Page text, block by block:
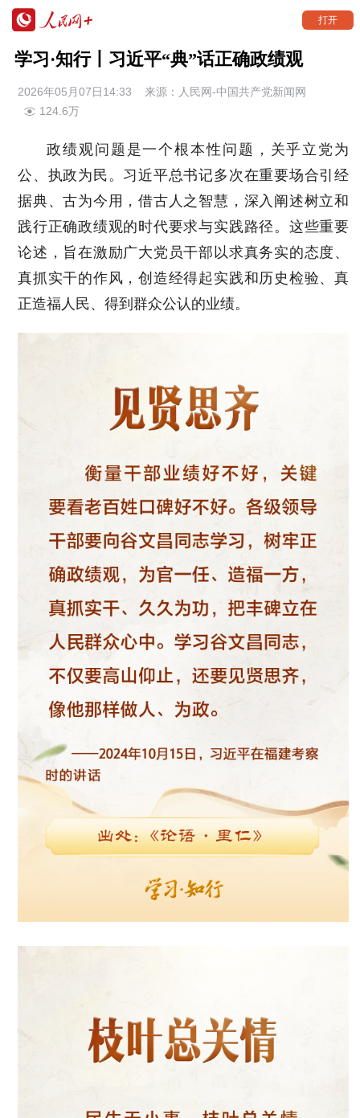
打开
学习·知行丨习近平“典”话正确政绩观
2026年05月07日14:33 来源： 人民网-中国共产党新闻网
124.6万
政绩观问题是一个根本性问题，关乎立党为
公、执政为民。习近平总书记多次在重要场合引经
据典、古为今用，借古人之智慧，深入阐述树立和
践行正确政绩观的时代要求与实践路径。这些重要
论述，旨在激励广大党员干部以求真务实的态度、
真抓实干的作风，创造经得起实践和历史检验、真
正造福人民、得到群众公认的业绩。